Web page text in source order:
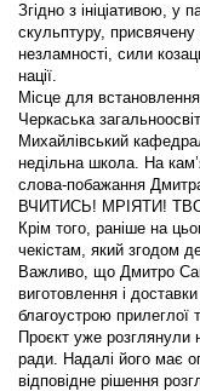
Згідно з ініціативою, у
скульптуру,
незламності, сили
нації.
Місце для
Черкаська
Михайлівський
недільна школа. На
слова-побажання
ВЧИТИСЬ! МРІЯТИ!
Крім того, раніше на
чекістам, який згодом
Важливо, що Дмитро
виготовлення і
благоустрою прилеглої
Проєкт уже розглянули
ради. Надалі його має
відповідне рішення